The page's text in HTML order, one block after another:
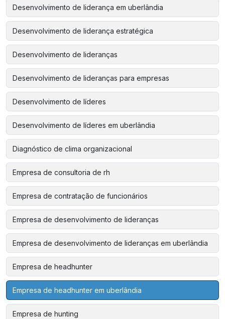
Desenvolvimento de liderança em uberlândia
Desenvolvimento de liderança estratégica
Desenvolvimento de lideranças
Desenvolvimento de lideranças para empresas
Desenvolvimento de líderes
Desenvolvimento de líderes em uberlândia
Diagnóstico de clima organizacional
Empresa de consultoria de rh
Empresa de contratação de funcionários
Empresa de desenvolvimento de lideranças
Empresa de desenvolvimento de lideranças em uberlândia
Empresa de headhunter
Empresa de headhunter em uberlândia
Empresa de hunting